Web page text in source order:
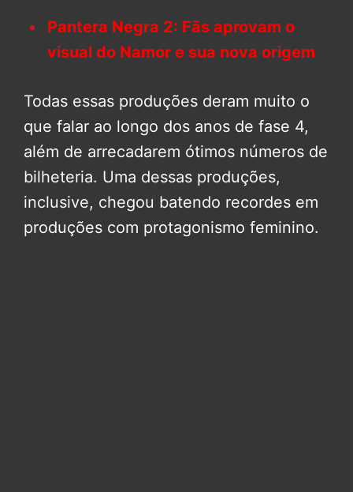
Pantera Negra 2: Fãs aprovam o
visual do Namor e sua nova origem
Todas essas produções deram muito o
que falar ao longo dos anos de fase 4,
além de arrecadarem ótimos números de
bilheteria. Uma dessas produções,
inclusive, chegou batendo recordes em
produções com protagonismo feminino.